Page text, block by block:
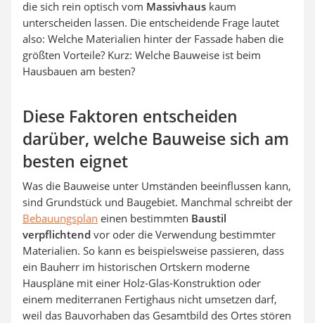
die sich rein optisch vom Massivhaus kaum
unterscheiden lassen. Die entscheidende Frage lautet
also: Welche Materialien hinter der Fassade haben die
größten Vorteile? Kurz: Welche Bauweise ist beim
Hausbauen am besten?
Diese Faktoren entscheiden
darüber, welche Bauweise sich am
besten eignet
Was die Bauweise unter Umständen beeinflussen kann,
sind Grundstück und Baugebiet. Manchmal schreibt der
Bebauungsplan einen bestimmten Baustil
verpflichtend vor oder die Verwendung bestimmter
Materialien. So kann es beispielsweise passieren, dass
ein Bauherr im historischen Ortskern moderne
Hauspläne mit einer Holz-Glas-Konstruktion oder
einem mediterranen Fertighaus nicht umsetzen darf,
weil das Bauvorhaben das Gesamtbild des Ortes stören